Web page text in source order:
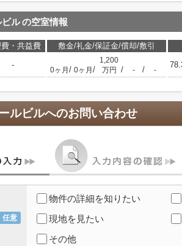
ビルの空室情報
・共益費 敷金/礼金/保証金/償却/敷引
-
0ヶ月 / 0ヶ月 /
1,200
万円
/ - / -
ルビルへのお問い合わせ
任意
物件の詳細を知りたい
現地を見たい
その他